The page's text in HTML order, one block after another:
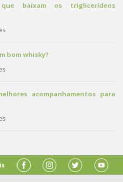
baixam os triglicerídeos
bom whisky?
acompanhamentos para